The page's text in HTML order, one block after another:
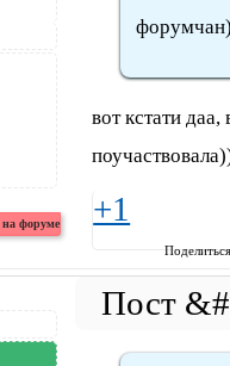
вот кстати
+1